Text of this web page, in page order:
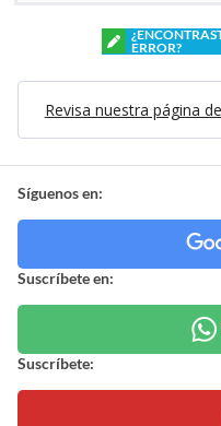
ERROR?
Revisa nuestra página
Síguenos en:
Suscríbete en:
Suscríbete: